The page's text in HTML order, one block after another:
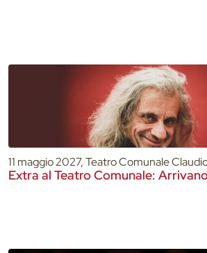
11 maggio 2027, Teatro Comunale
Extra al Teatro Comunale: